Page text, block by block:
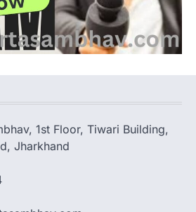
1st Floor, Tiwari Building,
Jharkhand